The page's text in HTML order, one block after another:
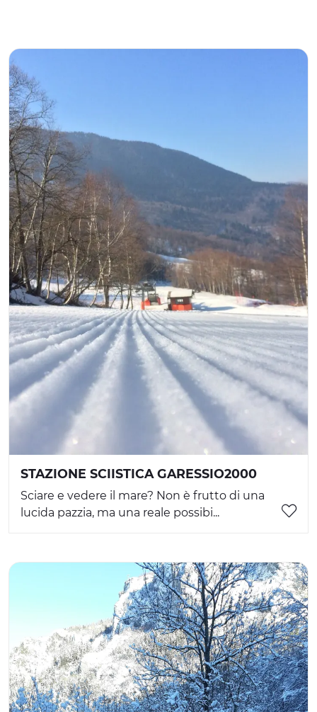
STAZIONE SCIISTICA GARESSIO2000
Sciare e vedere il mare? Non è frutto di una
lucida pazzia, ma una reale possibi...